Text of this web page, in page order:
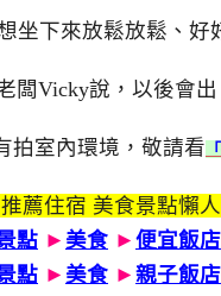
坐下來放鬆放鬆、好
闆Vicky說，以後會出
拍室內環境，敬請看
薦住宿 美食景點懶
點 ► 美食 ► 便宜飯店
點 ► 美食 ► 親子飯店